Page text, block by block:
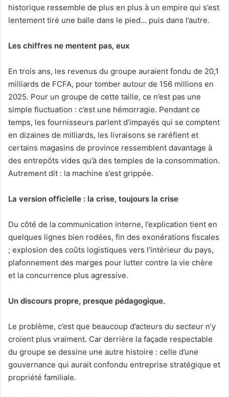
historique ressemble de plus en plus à un empire qui s’est
lentement tiré une balle dans le pied… puis dans l’autre.
Les chiffres ne mentent pas, eux
En trois ans, les revenus du groupe auraient fondu de 20,1
milliards de FCFA, pour tomber autour de 156 millions en
2025. Pour un groupe de cette taille, ce n’est pas une
simple fluctuation : c’est une hémorragie. Pendant ce
temps, les fournisseurs parlent d’impayés qui se comptent
en dizaines de milliards, les livraisons se raréfient et
certains magasins de province ressemblent davantage à
des entrepôts vides qu’à des temples de la consommation.
Autrement dit : la machine s’est grippée.
La version officielle : la crise, toujours la crise
Du côté de la communication interne, l’explication tient en
quelques lignes bien rodées, fin des exonérations fiscales
; explosion des coûts logistiques vers l’intérieur du pays,
plafonnement des marges pour lutter contre la vie chère
et la concurrence plus agressive.
Un discours propre, presque pédagogique.
Le problème, c’est que beaucoup d’acteurs du secteur n’y
croient plus vraiment. Car derrière la façade respectable
du groupe se dessine une autre histoire : celle d’une
gouvernance qui aurait confondu entreprise stratégique et
propriété familiale.